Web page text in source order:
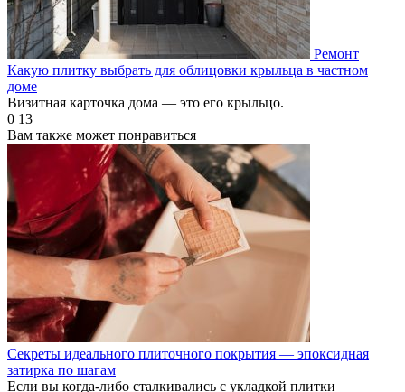
Ремонт
Какую плитку выбрать для облицовки крыльца в частном
доме
Визитная карточка дома — это его крыльцо.
0 13
Вам также может понравиться
Секреты идеального плиточного покрытия — эпоксидная
затирка по шагам
Если вы когда-либо сталкивались с укладкой плитки